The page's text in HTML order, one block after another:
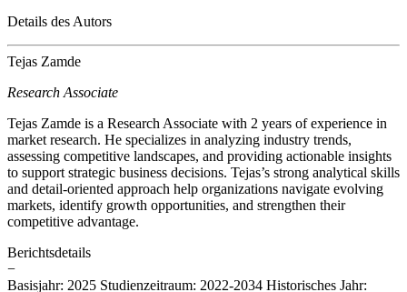
Details des Autors
Tejas Zamde
Research Associate
Tejas Zamde is a Research Associate with 2 years of experience in
market research. He specializes in analyzing industry trends,
assessing competitive landscapes, and providing actionable insights
to support strategic business decisions. Tejas’s strong analytical skills
and detail-oriented approach help organizations navigate evolving
markets, identify growth opportunities, and strengthen their
competitive advantage.
Berichtsdetails
−
Basisjahr: 2025 Studienzeitraum: 2022-2034 Historisches Jahr: